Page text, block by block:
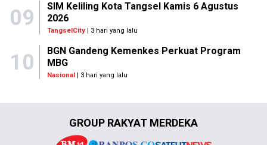
09
SIM Keliling Kota Tangsel Kamis 6 Agustus
2026
TangselCity| 3 hari yang lalu
10
BGN Gandeng Kemenkes Perkuat Program
MBG
Nasional| 3 hari yang lalu
GROUP RAKYAT MERDEKA